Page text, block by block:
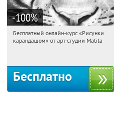
-100%
01:15:57 Получили:35
Бесплатный онлайн-курс «Рисунки
карандашом» от арт-студии Matita
Бесплатно